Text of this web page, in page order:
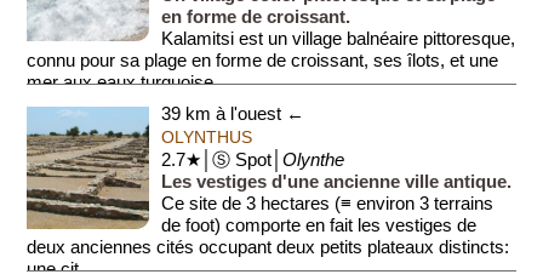
en forme de croissant.
Kalamitsi est un village balnéaire pittoresque,
connu pour sa plage en forme de croissant, ses îlots, et une
mer aux eaux turquoise....
39 km à l'ouest ←
OLYNTHUS
2.7★│Ⓢ Spot│Olynthe
Les vestiges d'une ancienne ville antique.
Ce site de 3 hectares (≡ environ 3 terrains
de foot) comporte en fait les vestiges de
deux anciennes cités occupant deux petits plateaux distincts:
une cit...